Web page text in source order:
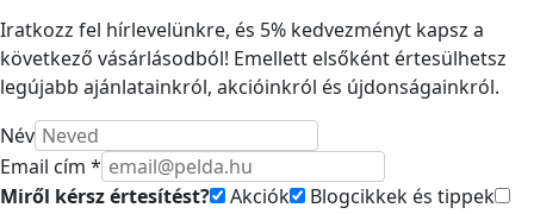
Iratkozz fel hírlevelünkre, és 5% kedvezményt kapsz a
következő vásárlásodból! Emellett elsőként értesülhetsz
legújabb ajánlatainkról, akcióinkról és újdonságainkról.
Név
Email cím *
Miről kérsz értesítést?
Akciók
Blogcikkek és tippek